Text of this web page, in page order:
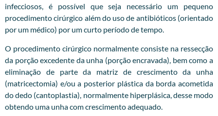
infecciosos, é possível que seja necessário um pequeno
procedimento cirúrgico além do uso de antibióticos (orientado
por um médico) por um curto período de tempo.
O procedimento cirúrgico normalmente consiste na ressecção
da porção excedente da unha (porção encravada), bem como a
eliminação de parte da matriz de crescimento da unha
(matricectomia) e/ou a posterior plástica da borda acometida
do dedo (cantoplastia), normalmente hiperplásica, desse modo
obtendo uma unha com crescimento adequado.